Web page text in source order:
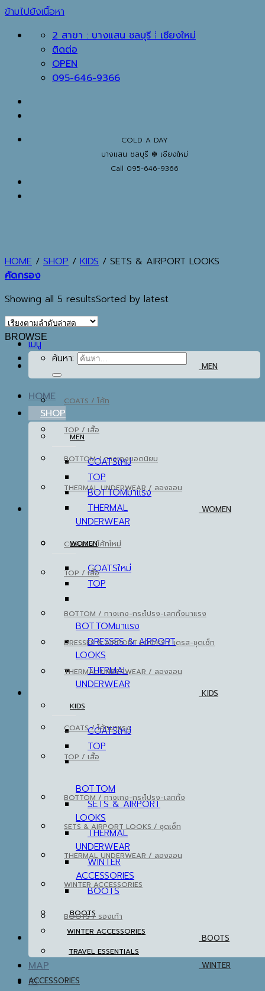
ข้ามไปยังเนื้อหา
2 สาขา : บางแสน ชลบุรี ⁞ เชียงใหม่
ติดต่อ
OPEN
095-646-9366
COLD A DAY
บางแสน ชลบุรี ❆ เชียงใหม่
Call 095-646-9366
EST.2013
เมนู
ค้นหา:
HOME
SHOP
MEN
COATS
TOP
BOTTOM
THERMAL
UNDERWEAR
WOMEN
COATS
TOP
BOTTOM
DRESSES & AIRPORT
LOOKS
THERMAL
UNDERWEAR
KIDS
COATS
TOP
BOTTOM
SETS & AIRPORT
LOOKS
THERMAL
UNDERWEAR
WINTER
ACCESSORIES
BOOTS
BOOTS
WINTER ACCESSORIES
TRAVEL ESSENTIALS
MAP
IG
HOME / SHOP / KIDS / SETS & AIRPORT LOOKS
คัดกรอง
Showing all 5 resultsSorted by latest
BROWSE
MEN
COATS / โค้ท
TOP / เสื้อ
BOTTOM / กางเกง
THERMAL UNDERWEAR / ลองจอน
WOMEN
COATS / โค้ท
TOP / เสื้อ
BOTTOM / กางเกง-กระโปรง-เลกกิ้ง
DRESSES & AIRPORT LOOKS / เดรส-ชุดเซ็ท
THERMAL UNDERWEAR / ลองจอน
KIDS
COATS / โค้ท
TOP / เสื้อ
BOTTOM / กางเกง-กระโปรง-เลกกิ้ง
SETS & AIRPORT LOOKS / ชุดเซ็ท
THERMAL UNDERWEAR / ลองจอน
WINTER ACCESSORIES
BOOTS / รองเท้า
BOOTS
WINTER
ACCESSORIES